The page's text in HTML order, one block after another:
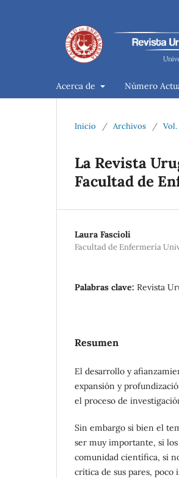
Acerca de Número
Inicio / Archivos / Vol.
La Revista
Facultad de
Laura Fascioli
Facultad de Enfermería
Palabras clave: Revista
Resumen
El desarrollo y
expansión y
el proceso de
Sin embargo si bien el
ser muy importante, si
comunidad científica, si
crítica de sus pares,